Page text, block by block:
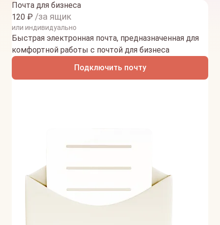
Почта для бизнеса
120 ₽ /за ящик
или индивидуально
Быстрая электронная почта, предназначенная для
комфортной работы с почтой для бизнеса
Подключить почту